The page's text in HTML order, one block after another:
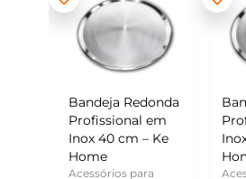
Redonda
em
40 cm – Ke
Bandeja Redonda
Profissional em
Inox 40 cm – Ke
Acessórios para